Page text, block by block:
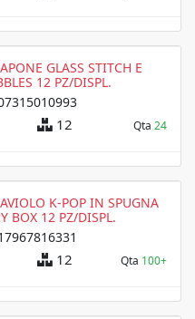
GLASS STITCH E
12 PZ/DISPL.
12 Qta 24
K-POP IN SPUGNA
BOX 12 PZ/DISPL.
12 Qta 100+